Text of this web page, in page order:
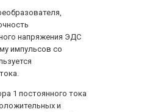
напряжения ЭДС
импульсов со
1 постоянного тока
и